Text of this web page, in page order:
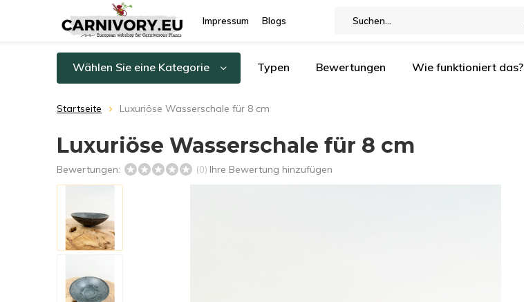
Impressum Blogs
Wählen Sie eine Kategorie Typen Bewertungen Wie funktioniert das?
Startseite Luxuriöse Wasserschale für 8 cm
Luxuriöse Wasserschale für 8 cm
Bewertungen: (0) Ihre Bewertung hinzufügen